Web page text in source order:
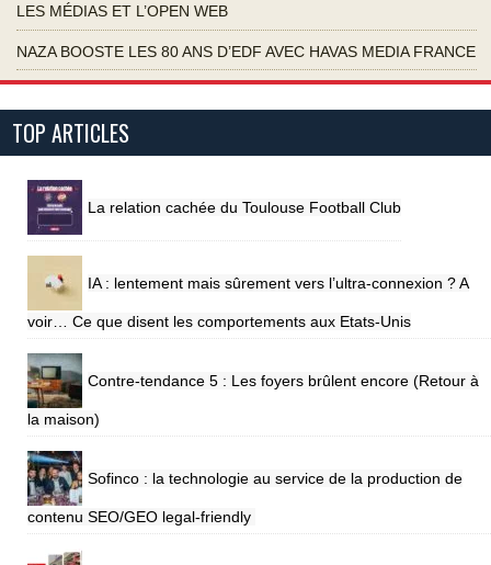
LES MÉDIAS ET L’OPEN WEB
NAZA BOOSTE LES 80 ANS D’EDF AVEC HAVAS MEDIA FRANCE
TOP ARTICLES
La relation cachée du Toulouse Football Club
IA : lentement mais sûrement vers l’ultra-connexion ? A
voir… Ce que disent les comportements aux Etats-Unis
Contre-tendance 5 : Les foyers brûlent encore (Retour à
la maison)
Sofinco : la technologie au service de la production de
contenu SEO/GEO legal-friendly